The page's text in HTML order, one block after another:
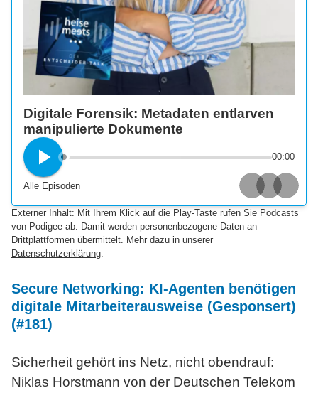
Digitale Forensik: Metadaten entlarven
manipulierte Dokumente
00:00
Alle Episoden
Apple PodcastsSpotify Deezer
Externer Inhalt: Mit Ihrem Klick auf die Play-Taste rufen Sie Podcasts
von Podigee ab. Damit werden personenbezogene Daten an
Drittplattformen übermittelt. Mehr dazu in unserer
Datenschutzerklärung
Secure Networking: KI-Agenten benötigen
digitale Mitarbeiterausweise (Gesponsert)
(#181)
Sicherheit gehört ins Netz, nicht obendrauf:
Niklas Horstmann von der Deutschen Telekom